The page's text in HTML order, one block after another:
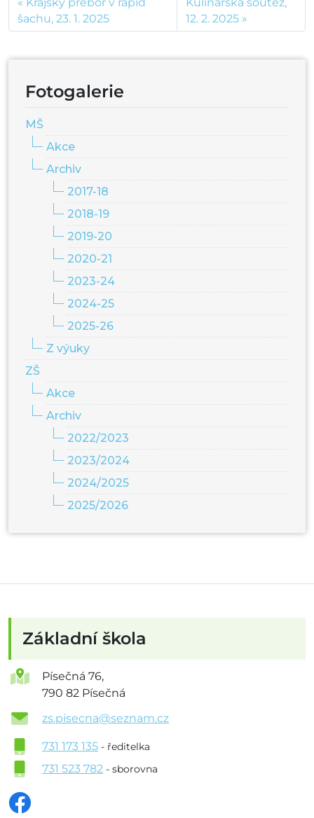
Krajský přebor v rapid
šachu, 23. 1. 2025
Kulinářská soutěž,
12. 2. 2025
Fotogalerie
MŠ
Akce
Archiv
2017-18
2018-19
2019-20
2020-21
2023-24
2024-25
2025-26
Z výuky
ZŠ
Akce
Archiv
2022/2023
2023/2024
2024/2025
2025/2026
Základní škola
Písečná 76,
790 82 Písečná
zs.pisecna@seznam.cz
731 173 135 - ředitelka
731 523 782 - sborovna